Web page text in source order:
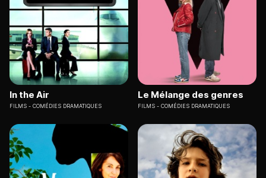
In the Air
FILMS COMÉDIES DRAMATIQUES
Le Mélange des genres
FILMS COMÉDIES DRAMATIQUES